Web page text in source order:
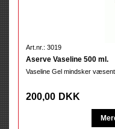
Art.nr.: 3019
Aserve Vaseline 500 ml.
Vaseline Gel mindsker
200,00 DKK